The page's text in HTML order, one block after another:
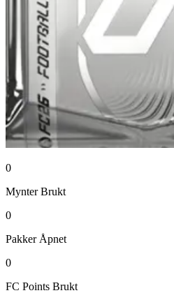
0
Mynter Brukt
0
Pakker Åpnet
0
FC Points Brukt